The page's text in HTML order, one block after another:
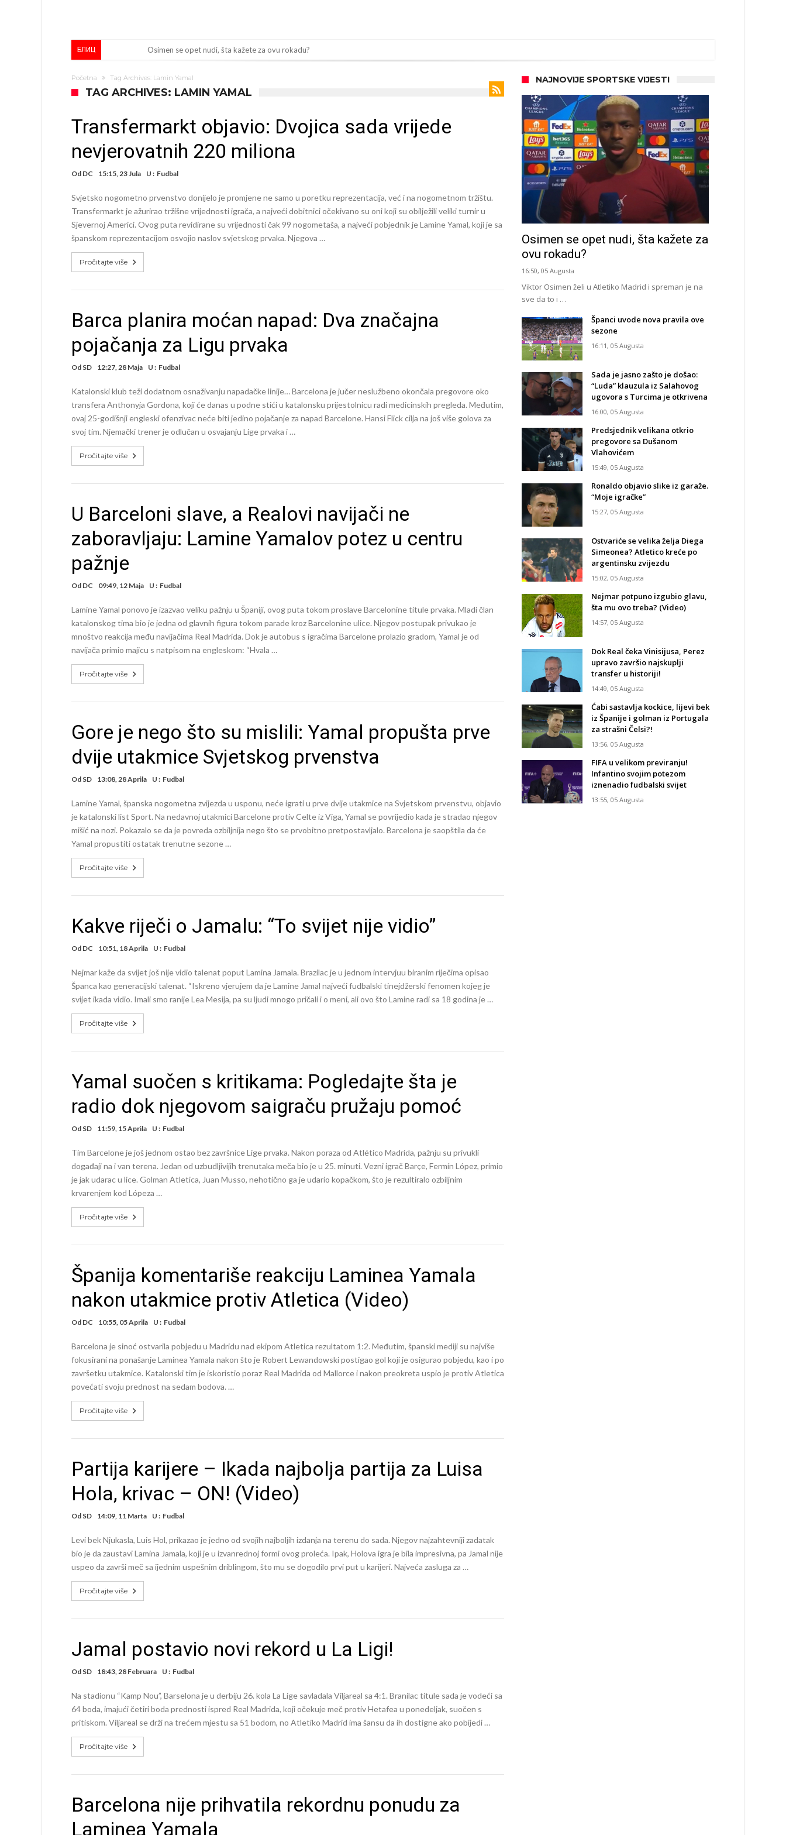
БЛИЦ Osimen se opet nudi, šta kažete za ovu rokadu?
Sada je jasno zašto je došao: “Luda” klauzula iz Salahovog ugovora s Turcima je otkrivena
Ronaldo objavio slike iz garaže. “Moje igračke”
Ostvariće se velika želja Diega Simeonea? Atletico kreće po argentinsku zvijezdu
Nejmar potpuno izgubio glavu, šta mu ovo treba? (Video)
Ćabi sastavlja kockice, lijevi bek iz Španije i golman iz Portugala za strašni Čelsi?!
FIFA u velikom previranju! Infantino svojim potezom iznenadio fudbalski svijet
Početna Tag Archives: Lamin Yamal
TAG ARCHIVES: LAMIN YAMAL
Transfermarkt objavio: Dvojica sada vrijede
nevjerovatnih 220 miliona
Od DC 15:15, 23 Jula U : Fudbal
Svjetsko nogometno prvenstvo donijelo je promjene ne samo u poretku reprezentacija, već i na nogometnom tržištu.
Transfermarkt je ažurirao tržišne vrijednosti igrača, a najveći dobitnici očekivano su oni koji su obilježili veliki turnir u
Sjevernoj Americi. Ovog puta revidirane su vrijednosti čak 99 nogometaša, a najveći pobjednik je Lamine Yamal, koji je sa
španskom reprezentacijom osvojio naslov svjetskog prvaka. Njegova …
Pročitajte više
Barca planira moćan napad: Dva značajna
pojačanja za Ligu prvaka
Od SD 12:27, 28 Maja U : Fudbal
Katalonski klub teži dodatnom osnaživanju napadačke linije… Barcelona je jučer neslužbeno okončala pregovore oko
transfera Anthonyja Gordona, koji će danas u podne stići u katalonsku prijestolnicu radi medicinskih pregleda. Međutim,
ovaj 25-godišnji engleski ofenzivac neće biti jedino pojačanje za napad Barcelone. Hansi Flick cilja na još više golova za
svoj tim. Njemački trener je odlučan u osvajanju Lige prvaka i …
Pročitajte više
U Barceloni slave, a Realovi navijači ne
zaboravljaju: Lamine Yamalov potez u centru
pažnje
Od DC 09:49, 12 Maja U : Fudbal
Lamine Yamal ponovo je izazvao veliku pažnju u Španiji, ovog puta tokom proslave Barcelonine titule prvaka. Mladi član
katalonskog tima bio je jedna od glavnih figura tokom parade kroz Barcelonine ulice. Njegov postupak privukao je
mnoštvo reakcija među navijačima Real Madrida. Dok je autobus s igračima Barcelone prolazio gradom, Yamal je od
navijača primio majicu s natpisom na engleskom: “Hvala …
Pročitajte više
Gore je nego što su mislili: Yamal propušta prve
dvije utakmice Svjetskog prvenstva
Od SD 13:08, 28 Aprila U : Fudbal
Lamine Yamal, španska nogometna zvijezda u usponu, neće igrati u prve dvije utakmice na Svjetskom prvenstvu, objavio
je katalonski list Sport. Na nedavnoj utakmici Barcelone protiv Celte iz Viga, Yamal se povrijedio kada je stradao njegov
mišić na nozi. Pokazalo se da je povreda ozbiljnija nego što se prvobitno pretpostavljalo. Barcelona je saopštila da će
Yamal propustiti ostatak trenutne sezone …
Pročitajte više
Kakve riječi o Jamalu: “To svijet nije vidio”
Od DC 10:51, 18 Aprila U : Fudbal
Nejmar kaže da svijet još nije vidio talenat poput Lamina Jamala. Brazilac je u jednom intervjuu biranim riječima opisao
Španca kao generacijski talenat. “Iskreno vjerujem da je Lamine Jamal najveći fudbalski tinejdžerski fenomen kojeg je
svijet ikada vidio. Imali smo ranije Lea Mesija, pa su ljudi mnogo pričali i o meni, ali ovo što Lamine radi sa 18 godina je …
Pročitajte više
Yamal suočen s kritikama: Pogledajte šta je
radio dok njegovom saigraču pružaju pomoć
Od SD 11:59, 15 Aprila U : Fudbal
Tim Barcelone je još jednom ostao bez završnice Lige prvaka. Nakon poraza od Atlético Madrida, pažnju su privukli
događaji na i van terena. Jedan od uzbudljivijih trenutaka meča bio je u 25. minuti. Vezni igrač Barçe, Fermín López, primio
je jak udarac u lice. Golman Atletica, Juan Musso, nehotično ga je udario kopačkom, što je rezultiralo ozbiljnim
krvarenjem kod Lópeza …
Pročitajte više
Španija komentariše reakciju Laminea Yamala
nakon utakmice protiv Atletica (Video)
Od DC 10:55, 05 Aprila U : Fudbal
Barcelona je sinoć ostvarila pobjedu u Madridu nad ekipom Atletica rezultatom 1:2. Međutim, španski mediji su najviše
fokusirani na ponašanje Laminea Yamala nakon što je Robert Lewandowski postigao gol koji je osigurao pobjedu, kao i po
završetku utakmice. Katalonski tim je iskoristio poraz Real Madrida od Mallorce i nakon preokreta uspio je protiv Atletica
povećati svoju prednost na sedam bodova. …
Pročitajte više
Partija karijere – Ikada najbolja partija za Luisa
Hola, krivac – ON! (Video)
Od SD 14:09, 11 Marta U : Fudbal
Levi bek Njukasla, Luis Hol, prikazao je jedno od svojih najboljih izdanja na terenu do sada. Njegov najzahtevniji zadatak
bio je da zaustavi Lamina Jamala, koji je u izvanrednoj formi ovog proleća. Ipak, Holova igra je bila impresivna, pa Jamal nije
uspeo da završi meč sa ijednim uspešnim driblingom, što mu se dogodilo prvi put u karijeri. Najveća zasluga za …
Pročitajte više
Jamal postavio novi rekord u La Ligi!
Od SD 18:43, 28 Februara U : Fudbal
Na stadionu “Kamp Nou”, Barselona je u derbiju 26. kola La Lige savladala Viljareal sa 4:1. Branilac titule sada je vodeći sa
64 boda, imajući četiri boda prednosti ispred Real Madrida, koji očekuje meč protiv Hetafea u ponedeljak, suočen s
pritiskom. Viljareal se drži na trećem mjestu sa 51 bodom, no Atletiko Madrid ima šansu da ih dostigne ako pobijedi …
Pročitajte više
Barcelona nije prihvatila rekordnu ponudu za
Laminea Yamala
NAJNOVIJE SPORTSKE VIJESTI
Osimen se opet nudi, šta kažete za
ovu rokadu?
16:50, 05 Augusta
Viktor Osimen želi u Atletiko Madrid i spreman je na
sve da to i …
Španci uvode nova pravila ove
sezone
16:11, 05 Augusta
Sada je jasno zašto je došao:
“Luda” klauzula iz Salahovog
ugovora s Turcima je otkrivena
16:00, 05 Augusta
Predsjednik velikana otkrio
pregovore sa Dušanom
Vlahovićem
15:49, 05 Augusta
Ronaldo objavio slike iz garaže.
“Moje igračke”
15:27, 05 Augusta
Ostvariće se velika želja Diega
Simeonea? Atletico kreće po
argentinsku zvijezdu
15:02, 05 Augusta
Nejmar potpuno izgubio glavu,
šta mu ovo treba? (Video)
14:57, 05 Augusta
Dok Real čeka Vinisijusa, Perez
upravo završio najskuplji
transfer u historiji!
14:49, 05 Augusta
Ćabi sastavlja kockice, lijevi bek
iz Španije i golman iz Portugala
za strašni Čelsi?!
13:56, 05 Augusta
FIFA u velikom previranju!
Infantino svojim potezom
iznenadio fudbalski svijet
13:55, 05 Augusta